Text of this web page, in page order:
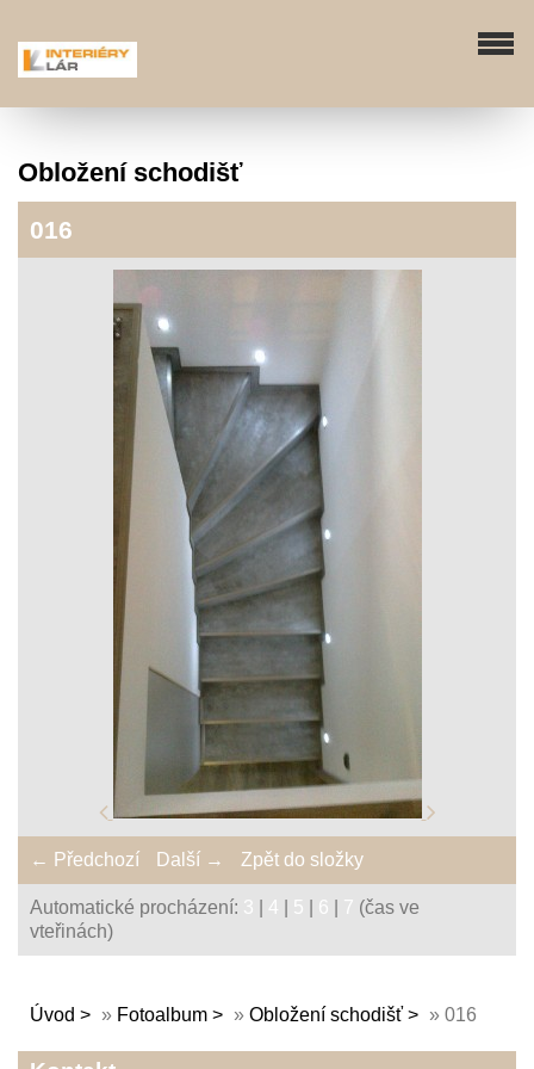
Obložení schodišť
016
← Předchozí Další → Zpět do složky
Automatické procházení: 3 4 5 6 7 (čas ve
vteřinách)
Úvod » Fotoalbum » Obložení schodišť » 016